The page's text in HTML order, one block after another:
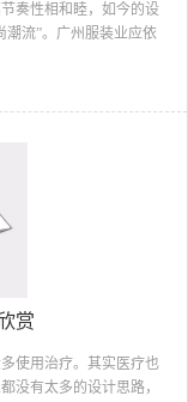
奏性相和睦，如今的设
潮流”。广州服装业应依
图样上作出真心实意的
行业...
赏
使用治疗。其实医疗也
没有太多的设计思路，